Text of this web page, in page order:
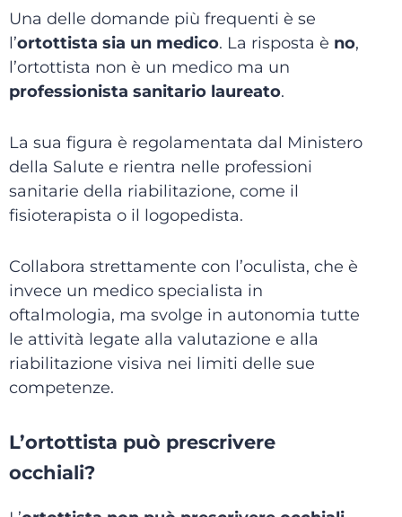
Una delle domande più frequenti è se
l’ortottista sia un medico. La risposta è no,
l’ortottista non è un medico ma un
professionista sanitario laureato.
La sua figura è regolamentata dal Ministero
della Salute e rientra nelle professioni
sanitarie della riabilitazione, come il
fisioterapista o il logopedista.
Collabora strettamente con l’oculista, che è
invece un medico specialista in
oftalmologia, ma svolge in autonomia tutte
le attività legate alla valutazione e alla
riabilitazione visiva nei limiti delle sue
competenze.
L’ortottista può prescrivere
occhiali?